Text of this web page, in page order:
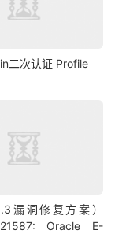
二次认证 Profile
漏洞修复方案）
21587: Oracle E-